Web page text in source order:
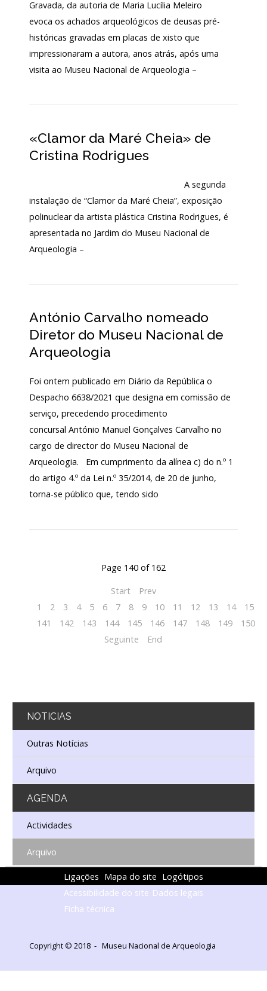
Gravada, da autoria de Maria Lucília Meleiro
evoca os achados arqueológicos de deusas pré-
históricas gravadas em placas de xisto que
impressionaram a autora, anos atrás, após uma
visita ao Museu Nacional de Arqueologia –
«Clamor da Maré Cheia» de
Cristina Rodrigues
A segunda
instalação de “Clamor da Maré Cheia”, exposição
polinuclear da artista plástica Cristina Rodrigues, é
apresentada no Jardim do Museu Nacional de
Arqueologia –
António Carvalho nomeado
Diretor do Museu Nacional de
Arqueologia
Foi ontem publicado em Diário da República o
Despacho 6638/2021 que designa em comissão de
serviço, precedendo procedimento
concursal António Manuel Gonçalves Carvalho no
cargo de director do Museu Nacional de
Arqueologia. Em cumprimento da alínea c) do n.º 1
do artigo 4.º da Lei n.º 35/2014, de 20 de junho,
torna-se público que, tendo sido
Page 140 of 162
Start
Prev
1
2 3 4 5 6 7 8 9 10 11 12 13 14 15
141
142 143 144 145 146 147 148 149 150
Seguinte
End
NOTICIAS
Outras Notícias
Arquivo
AGENDA
Actividades
Arquivo
Ligações Mapa do site Logótipos
Acessibilidade do site Dados legais
Ficha técnica
Copyright © 2018 - Museu Nacional de Arqueologia